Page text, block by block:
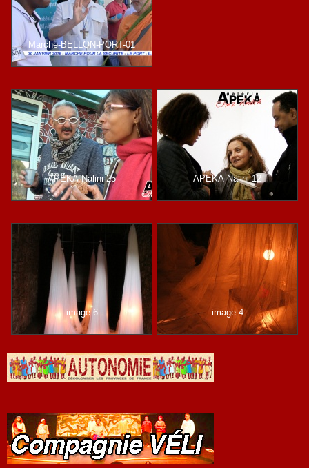
Marche-BELLON-PORT-01
APEKA-Nalini-25 APEKA-Nalini-12
image-6 image-4